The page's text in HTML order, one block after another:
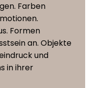
Kunststoff
zu 25%
das natürliche
können
mit festem
Farben
Formen
an. Objekte
und
in ihrer